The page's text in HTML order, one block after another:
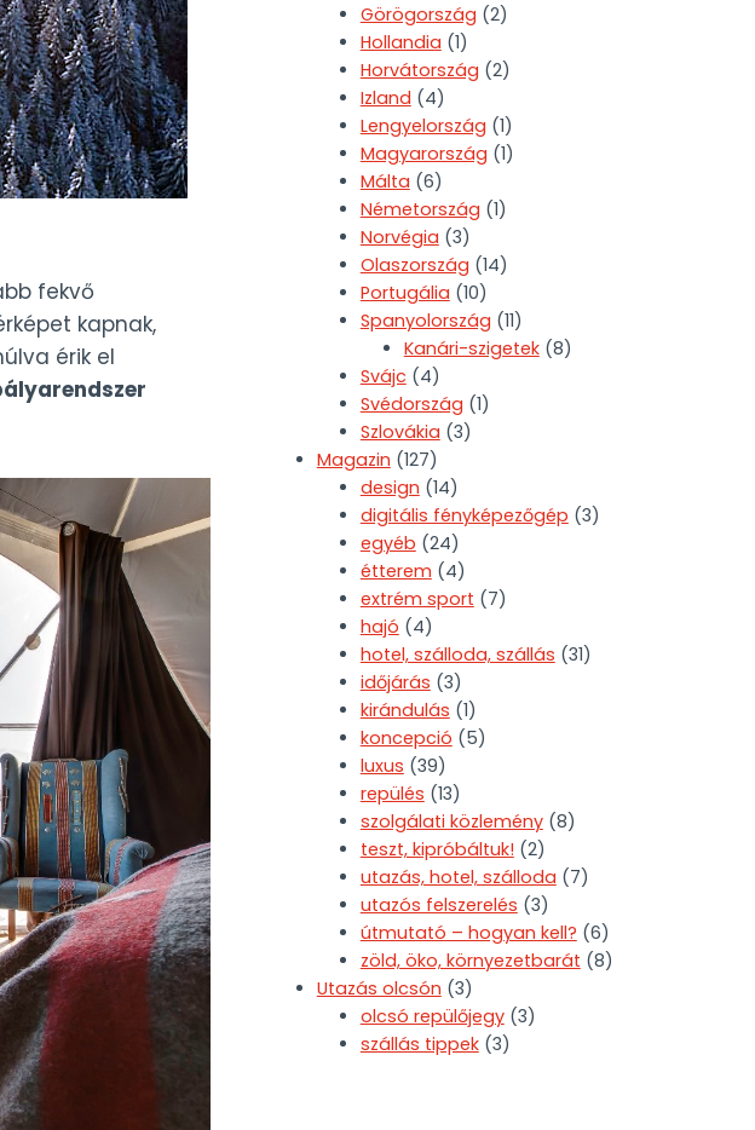
fekvő
kapnak,
érik el
Görögország (2)
Hollandia (1)
Horvátország (2)
Izland (4)
Lengyelország (1)
Magyarország (1)
Málta (6)
Németország (1)
Norvégia (3)
Olaszország (14)
Portugália (10)
Spanyolország (11)
Kanári-szigetek(8)
Svájc (4)
Svédország (1)
Szlovákia (3)
Magazin (127)
design (14)
digitális fényképezőgép (3)
egyéb (24)
étterem (4)
extrém sport (7)
hajó (4)
hotel, szálloda, szállás (31)
időjárás (3)
kirándulás (1)
koncepció (5)
luxus (39)
repülés (13)
szolgálati közlemény(8)
teszt, kipróbáltuk! (2)
utazás, hotel, szálloda (7)
utazós felszerelés (3)
útmutató – hogyan kell? (6)
zöld, öko, környezetbarát (8)
Utazás olcsón (3)
olcsó repülőjegy(3)
szállás tippek(3)